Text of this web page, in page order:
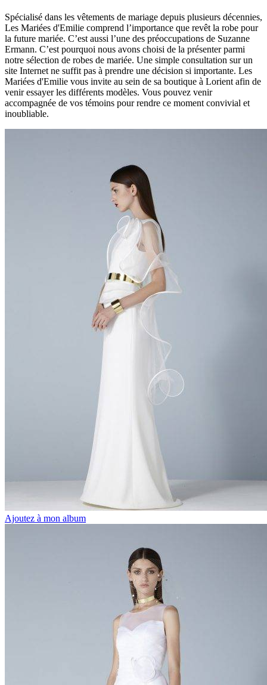
Spécialisé dans les vêtements de mariage depuis plusieurs décennies,
Les Mariées d'Emilie comprend l’importance que revêt la robe pour
la future mariée. C’est aussi l’une des préoccupations de Suzanne
Ermann. C’est pourquoi nous avons choisi de la présenter parmi
notre sélection de robes de mariée. Une simple consultation sur un
site Internet ne suffit pas à prendre une décision si importante. Les
Mariées d'Emilie vous invite au sein de sa boutique à Lorient afin de
venir essayer les différents modèles. Vous pouvez venir
accompagnée de vos témoins pour rendre ce moment convivial et
inoubliable.
Ajoutez à mon album